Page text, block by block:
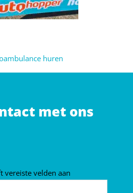
huren
met ons
vereiste velden aan